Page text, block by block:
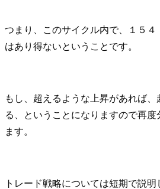
つまり、このサイクル内で、１５４
はあり得ないということです。
もし、超えるような上昇があれば、
る、ということになりますので再度
ます。
トレード戦略については短期で説明